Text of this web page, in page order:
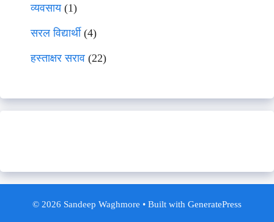
व्यवसाय(1)
सरल विद्यार्थी(4)
हस्ताक्षर सराव (22)
© 2026 Sandeep Waghmore • Built with GeneratePress